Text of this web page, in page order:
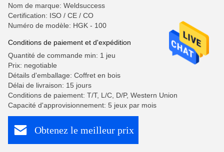
Nom de marque: Weldsuccess
Certification: ISO / CE / CO
Numéro de modèle: HGK - 100
Conditions de paiement et d'expédition
Quantité de commande min: 1 jeu
Prix: negotiable
Détails d'emballage: Coffret en bois
Délai de livraison: 15 jours
Conditions de paiement: T/T, L/C, D/P, Western Union
Capacité d'approvisionnement: 5 jeux par mois
Obtenez le meilleur prix